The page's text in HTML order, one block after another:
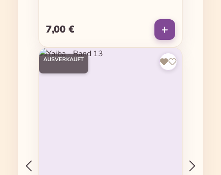
Regulärer Preis:
7,00 €
AUSVERKAUFT